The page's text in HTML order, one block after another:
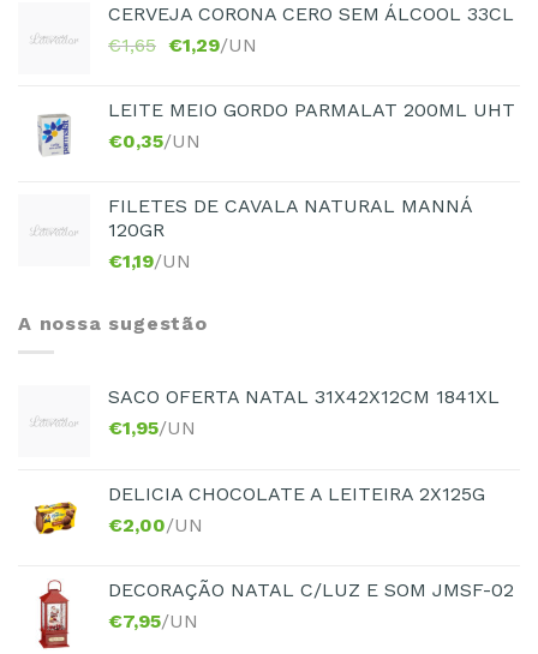
CERVEJA CORONA CERO SEM ÁLCOOL 33CL
€1,65 €1,29/UN
LEITE MEIO GORDO PARMALAT 200ML UHT
€0,35/UN
FILETES DE CAVALA NATURAL MANNÁ
120GR
€1,19/UN
A nossa sugestão
SACO OFERTA NATAL 31X42X12CM 1841XL
€1,95/UN
DELICIA CHOCOLATE A LEITEIRA 2X125G
€2,00/UN
DECORAÇÃO NATAL C/LUZ E SOM JMSF-02
€7,95/UN